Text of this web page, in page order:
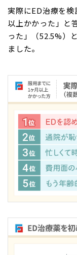
実際にED治療を
以上かかった」と
った」（52.5%）
ました。